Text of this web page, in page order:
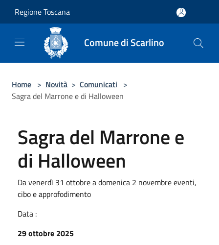
Regione Toscana
Comune di Scarlino
Home > Novità > Comunicati >
Sagra del Marrone e di Halloween
Sagra del Marrone e
di Halloween
Da venerdì 31 ottobre a domenica 2 novembre eventi,
cibo e approfodimento
Data :
29 ottobre 2025